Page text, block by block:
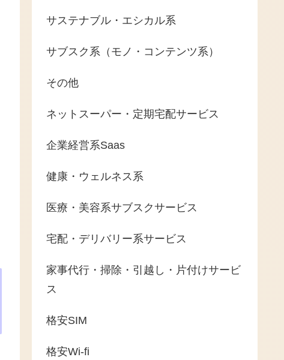
サステナブル・エシカル系
サブスク系（モノ・コンテンツ系）
その他
ネットスーパー・定期宅配サービス
企業経営系Saas
健康・ウェルネス系
医療・美容系サブスクサービス
宅配・デリバリー系サービス
家事代行・掃除・引越し・片付けサービ
ス
格安SIM
格安Wi-fi